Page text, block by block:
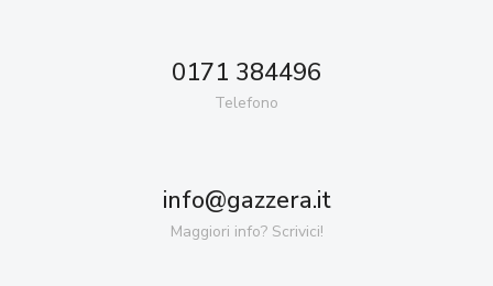
0171 384496
Telefono
info@gazzera.it
Maggiori info? Scrivici!